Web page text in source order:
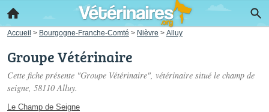
Accueil > Bourgogne-Franche-Comté > Nièvre > Alluy
Groupe Vétérinaire
Cette fiche présente "Groupe Vétérinaire", vétérinaire situé le champ de
seigne, 58110 Alluy.
Le Champ de Seigne